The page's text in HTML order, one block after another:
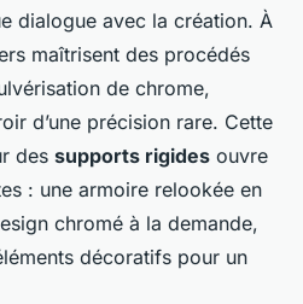
dialogue avec la création. À
maîtrisent des procédés
de chrome,
d’une précision rare. Cette
des supports rigides ouvre
: une armoire relookée en
chromé à la demande,
décoratifs pour un